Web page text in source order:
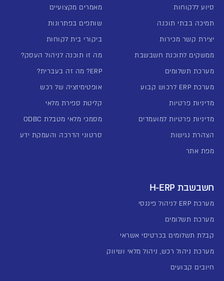
סיוע ללקוחות
תמיכה בבתי תוכנה
יצירת קשר מכירות
ממשקים לתוכנת חשבשבת
מערכת תשלומים
מערכת ERP לרכוש קבוע
מדיניות פרטיות
מדיניות פרטיות למועמדים
הצהרת נגישות
מפת אתר
מאמרים מקצועיים
שותפים בפתרונות
ביקורי בית לקוחות
מה זו תוכנה לניהול העסק?
ERP? מה זה בעברית?
אופטימיזציה של רכש
קליטת ספירת מלאי
מסמכי מלאי מטבלת ODBC
סרטוני הדרכה והעמקת ידע
חשבשבת H-ERP
מערכת ERP לניהול פיננסי
מערכת תשלומים
קבלת תשלומים בכרטיסי אשראי
מערכת ניהול רכש, ניהול מלאי ושיווק
חיובים קבועים